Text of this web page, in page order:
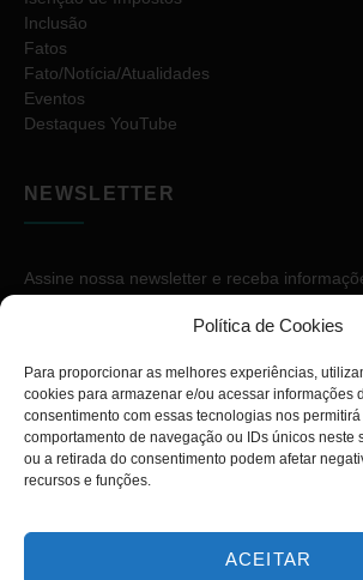
Política de Cookies
Para proporcionar as melhores experiências,
cookies para armazenar e/ou acessar informações
consentimento com essas tecnologias nos
comportamento de navegação ou IDs únicos neste
ou a retirada do consentimento podem afetar
recursos e funções.
ACEITAR
Inclusão
Fatos
Fato/Notícia/Atualidades
Eventos
Destaques YouTube
NEWSLETTER
Assine nossa newsletter e receba